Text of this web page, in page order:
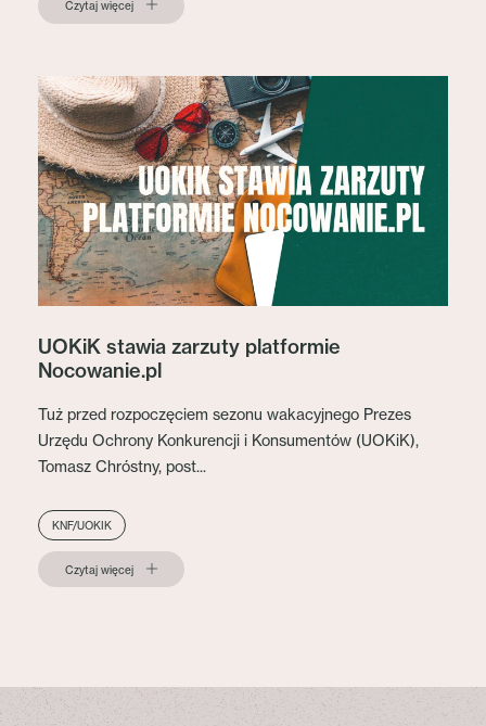
Czytaj więcej
UOKiK stawia zarzuty platformie
Nocowanie.pl
Tuż przed rozpoczęciem sezonu wakacyjnego Prezes
Urzędu Ochrony Konkurencji i Konsumentów (UOKiK),
Tomasz Chróstny, post...
KNF/UOKIK
Czytaj więcej